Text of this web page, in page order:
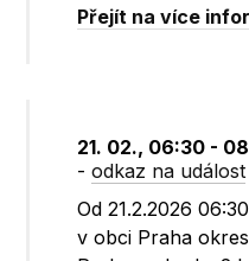
Přejít na více
21. 02., 06:30 -
-odkaz na událost
Od 21.2.2026
v obci Praha